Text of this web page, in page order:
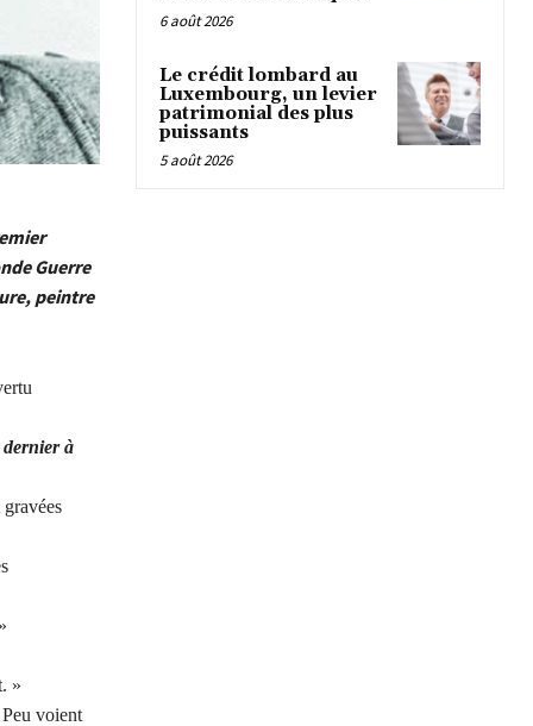
Guerre
peintre
à
»
voient
6 août 2026
Le crédit lombard au
Luxembourg, un levier
patrimonial des plus
puissants
5 août 2026